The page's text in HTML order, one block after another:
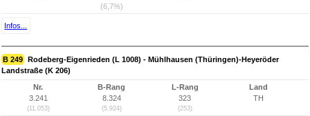
(6,7%)
Infos...
B 249 Rodeberg-Eigenrieden (L 1008) - Mühlhausen (Thüringen)-Heyeröder
Landstraße (K 206)
Nr.
3.241
(11.053)
B-Rang
8.324
(5.924)
L-Rang
323
(253)
Land
TH